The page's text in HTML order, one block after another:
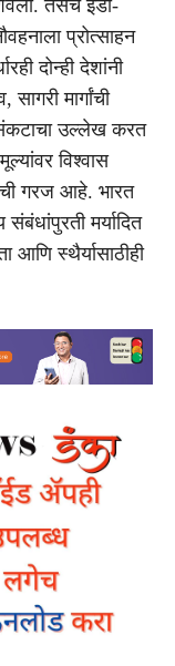
तसेच इंडो-
प्रोत्साहन
दोन्ही देशांनी
मार्गांची
उल्लेख करत
विश्वास
गरज आहे. भारत
मर्यादित
आणि स्थैर्यासाठीही